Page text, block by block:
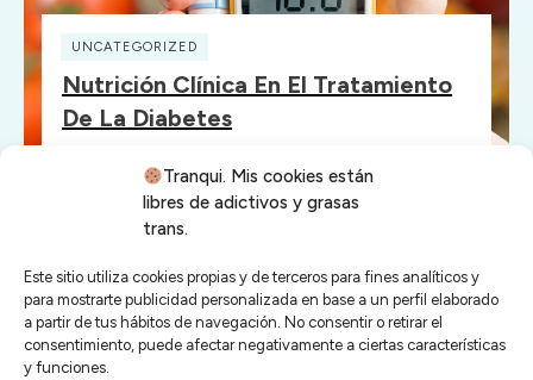
Tranqui. Mis cookies están
libres de adictivos y grasas
trans.
Este sitio utiliza cookies propias y de terceros para fines analíticos y
para mostrarte publicidad personalizada en base a un perfil elaborado
a partir de tus hábitos de navegación. No consentir o retirar el
consentimiento, puede afectar negativamente a ciertas características
y funciones.
UNCATEGORIZED
Nutrición Clínica En El Tratamiento
De La Diabetes